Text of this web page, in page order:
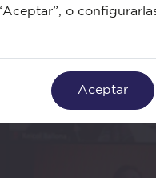
o
Aceptar